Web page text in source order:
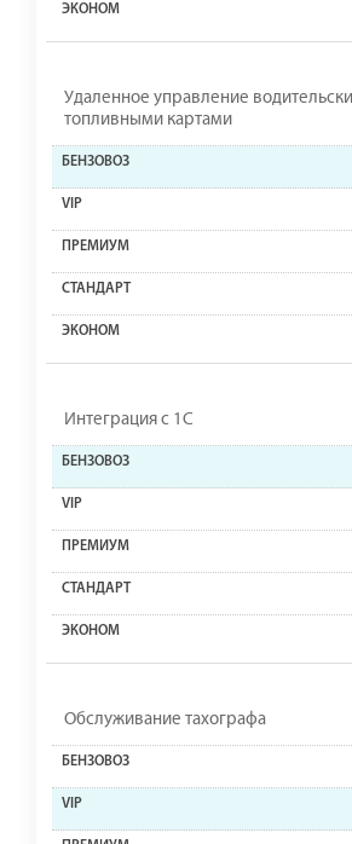
Удаленное управление
топливными картами
Интеграция с 1С
Обслуживание тахографа